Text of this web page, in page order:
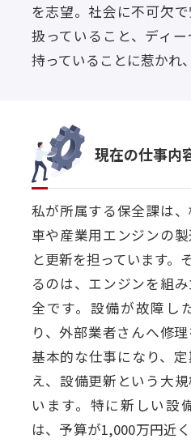
を志望。社会に不可欠
扱っていること、ディ
持っていることに惹かれ
現在の仕事内
私が所属する保全課は
車や産業用エンジンの
と更新を担っています。
るのは、エンジンを組
全です。設備が故障し
り、外部業者さんへ修
基本的な仕事になり、
え、設備更新という大
います。特に新しい設
は、予算が1,000万円近